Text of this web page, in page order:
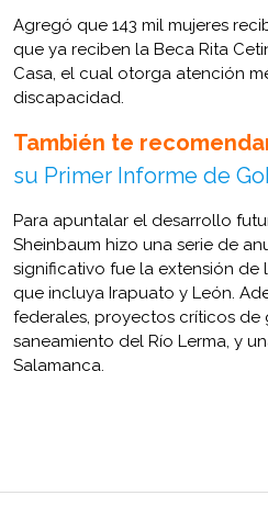
Agregó que 143 mil mujeres
que ya reciben la Beca Rita
Casa, el cual otorga atención
discapacidad.
También te
su Primer Informe de
Para apuntalar el desarrollo
Sheinbaum hizo una serie de
significativo fue la extensión
que incluya Irapuato y León.
federales, proyectos críticos
saneamiento del Río Lerma, y
Salamanca.